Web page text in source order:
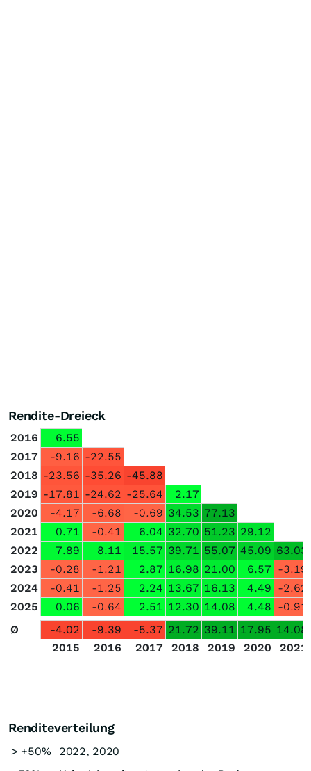
Rendite-Dreieck
2016
6.55
2017
-9.16 -22.55
2018 -23.56 -35.26 -45.88
2019 -17.81 -24.62 -25.64
2.17
2020
-4.17 -6.68 -0.69 34.53 77.13
2021
0.71 -0.41 6.04 32.70 51.23 29.12
2022
7.89 8.11 15.57 39.71 55.07 45.09 63.03
2023
-0.28 -1.21 2.87 16.98 21.00 6.57 -3.19
2024
-0.41 -1.25 2.24 13.67 16.13 4.49 -2.62
2025
0.06 -0.64 2.51 12.30 14.08 4.48 -0.91
Ø
-4.02 -9.39 -5.37 21.72 39.11 17.95 14.08
2015
2016 2017 2018 2019 2020 2021
Renditeverteilung
> +50%
2022, 2020